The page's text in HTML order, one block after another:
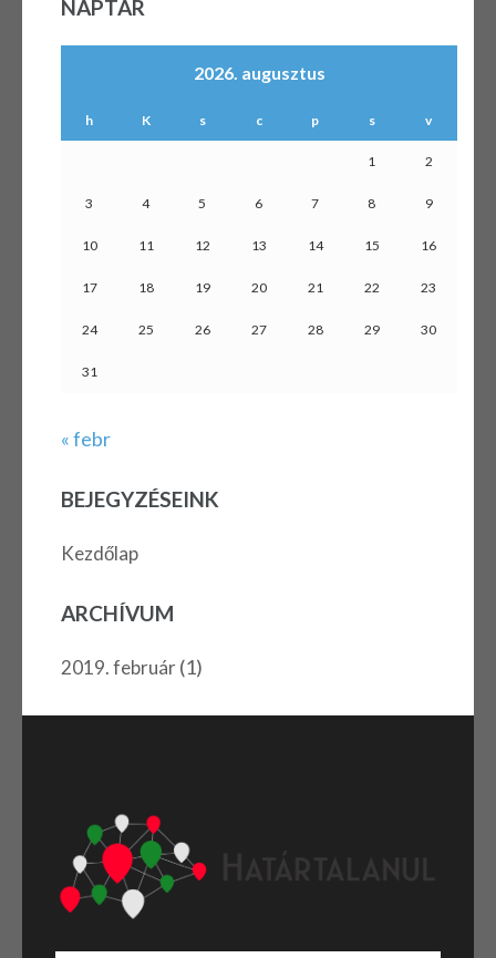
NAPTÁR
2026. augusztus
h K s c p s v
1 2
3 4 5 6 7 8 9
10 11 12 13 14 15 16
17 18 19 20 21 22 23
24 25 26 27 28 29 30
31
« febr
BEJEGYZÉSEINK
Kezdőlap
ARCHÍVUM
2019. február(1)